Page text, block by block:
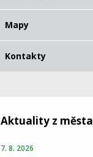
Mapy
Kontakty
Aktuality z města
7. 8. 2026